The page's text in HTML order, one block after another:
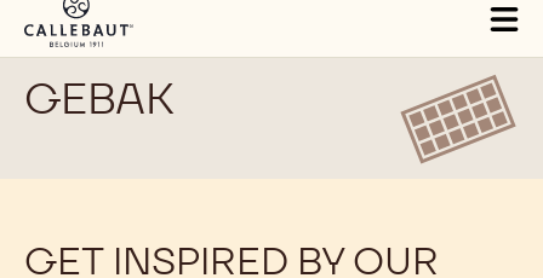
GEBAK
GET INSPIRED BY OUR